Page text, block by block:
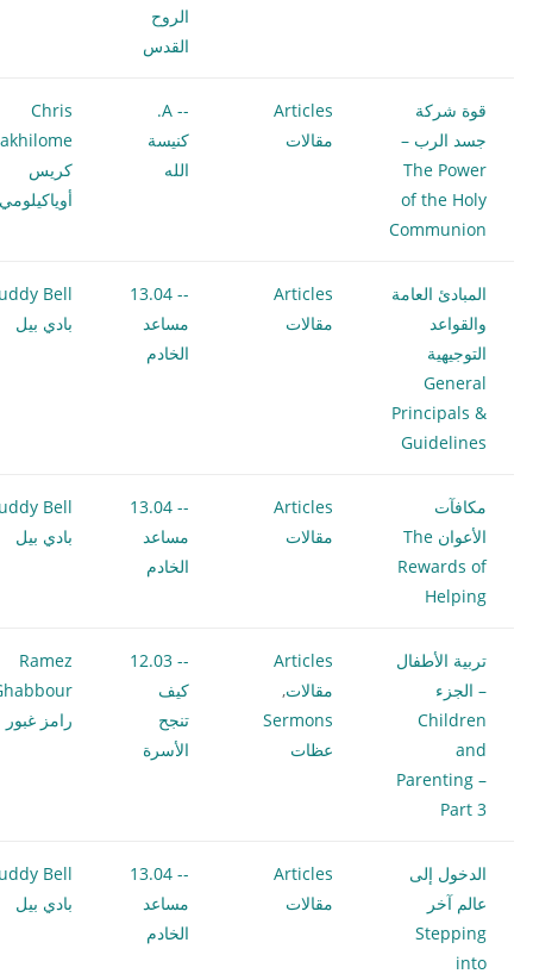
الروح
القدس
قوة شركة
جسد الرب –
The Power
of the Holy
Communion
Articles
مقالات
-- A.
كنيسة
الله
Chris
كريس
المبادئ العامة
والقواعد
التوجيهية
General
Principals &
Guidelines
Articles
مقالات
-- 13.04
مساعد
الخادم
Bell
بادي بيل
مكافآت
الأعوان The
Rewards of
Helping
Articles
مقالات
-- 13.04
مساعد
الخادم
Bell
بادي بيل
تربية الأطفال
– الجزء
Children
and
Parenting –
Part 3
Articles
مقالات,
Sermons
عظات
-- 12.03
كيف
تنجح
الأسرة
Ramez
رامز غبور
الدخول إلى
عالم آخر
Stepping
into
Articles
مقالات
-- 13.04
مساعد
الخادم
Bell
بادي بيل